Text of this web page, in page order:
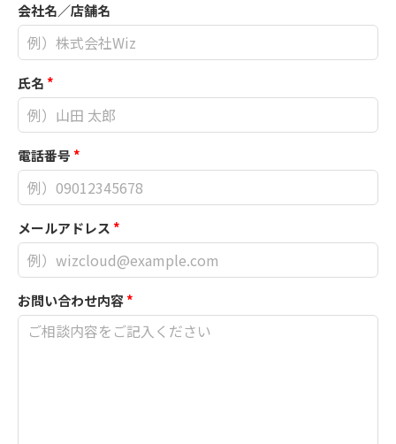
会社名／店舗名
氏名*
電話番号*
メールアドレス*
お問い合わせ内容*